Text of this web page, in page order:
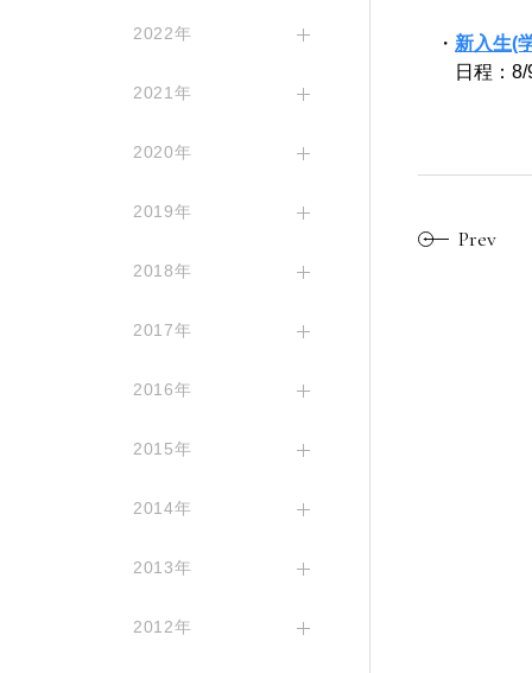
・ 新入生(
日程： 8/
Prev
2022年
2021年
2020年
2019年
2018年
2017年
2016年
2015年
2014年
2013年
2012年